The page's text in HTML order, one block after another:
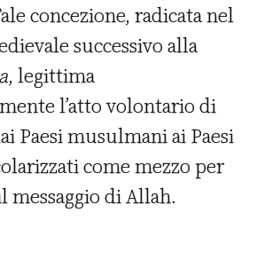
concezione, radicata nel
successivo alla
, legittima
l’atto volontario di
Paesi musulmani ai Paesi
come mezzo per
messaggio di Allah.